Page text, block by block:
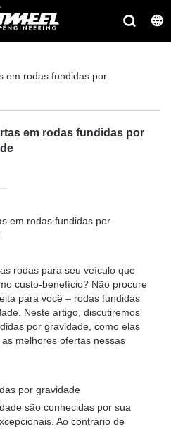
em rodas fundidas por
em rodas fundidas por
em rodas fundidas por
rodas para seu veículo que
custo-benefício? Não procure
para você – rodas fundidas
Neste artigo, discutiremos
por gravidade, como elas
melhores ofertas nessas
por gravidade
são conhecidas por sua
Ao contrário de